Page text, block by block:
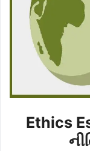
Ethics